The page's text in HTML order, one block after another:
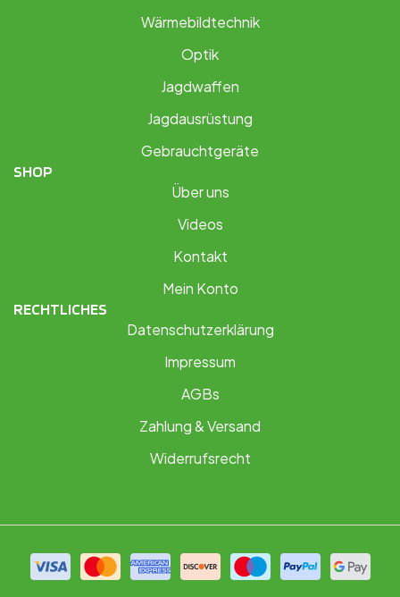
Wärmebildtechnik
Optik
Jagdwaffen
Jagdausrüstung
Gebrauchtgeräte
SHOP
Über uns
Videos
Kontakt
Mein Konto
RECHTLICHES
Datenschutzerklärung
Impressum
AGBs
Zahlung & Versand
Widerrufsrecht